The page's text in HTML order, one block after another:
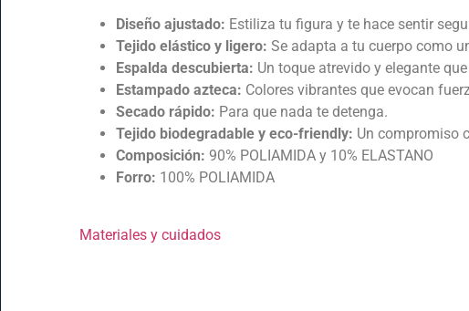
Diseño ajustado: Estiliza tu figura y te hace sentir
Tejido elástico y ligero: Se adapta a tu cuerpo como
Espalda descubierta: Un toque atrevido y elegante
Estampado azteca: Colores vibrantes que evocan
Secado rápido: Para que nada te detenga.
Tejido biodegradable y eco-friendly: Un compromiso
Composición: 90% POLIAMIDA y 10% ELASTANO
Forro: 100% POLIAMIDA
Materiales y cuidados